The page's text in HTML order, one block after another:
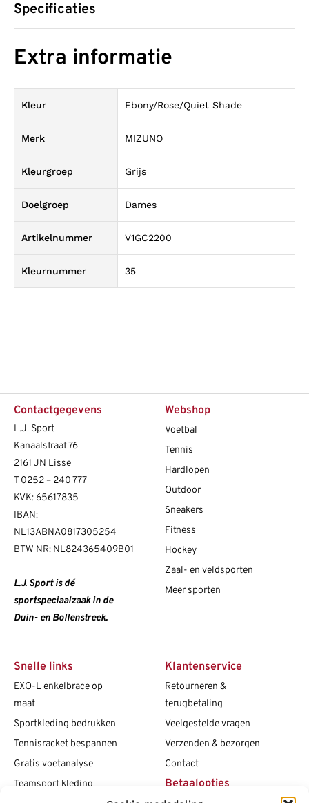
Specificaties
Extra informatie
Kleur Ebony/Rose/Quiet Shade
Merk MIZUNO
Kleurgroep Grijs
Doelgroep Dames
Artikelnummer V1GC2200
Kleurnummer 35
Contactgegevens
L.J. Sport
Kanaalstraat 76
2161 JN Lisse
T 0252 – 240 777
KVK: 65617835
IBAN:
NL13ABNA0817305254
BTW NR: NL824365409B01
L.J. Sport is dé
sportspeciaalzaak in de
Duin- en Bollenstreek.
Webshop
Voetbal
Tennis
Hardlopen
Outdoor
Sneakers
Fitness
Hockey
Zaal- en veldsporten
Meer sporten
Snelle links
EXO-L enkelbrace op
maat
Sportkleding bedrukken
Tennisracket bespannen
Gratis voetanalyse
Teamsport kleding
Klantenservice
Retourneren &
terugbetaling
Veelgestelde vragen
Verzenden & bezorgen
Contact
Betaalopties